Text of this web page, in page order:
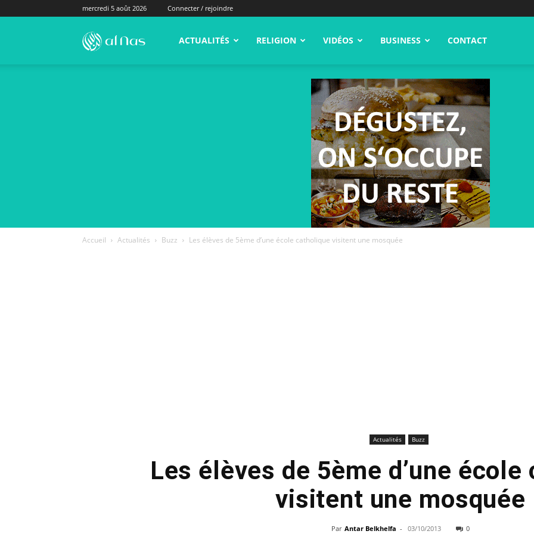
mercredi 5 août 2026 Connecter / rejoindre
alNas.fr ACTUALITÉS RELIGION VIDÉOS BUSINESS CONTACT
Accueil Actualités Buzz Les élèves de 5ème d’une école catholique visitent une mosquée
Actualités Buzz
Les élèves de 5ème d’une
visitent une mosquée
Par Antar Belkhelfa - 03/10/2013 0